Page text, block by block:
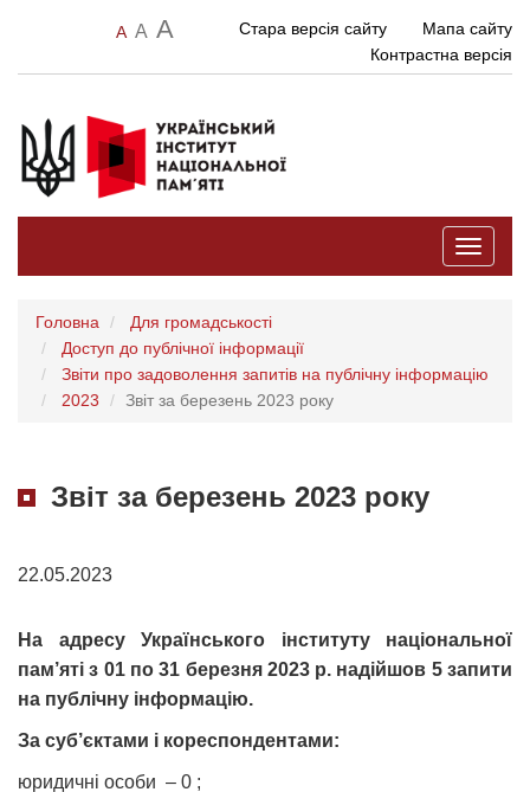
A A A Стара версія сайту
Мапа сайту
Контрастна версія
Toggle
Головна
Для громадськості
Доступ до публічної інформації
Звіти про задоволення запитів на публічну інформацію
2023
Звіт за березень 2023 року
Звіт за березень 2023 року
22.05.2023
На адресу Українського інституту національної
пам’яті з 01 по 31 березня 2023 р. надійшов 5 запити
на публічну інформацію.
За суб’єктами і кореспондентами:
юридичні особи – 0 ;